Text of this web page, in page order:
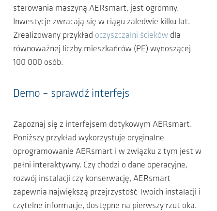
sterowania maszyną AERsmart, jest ogromny.
Inwestycje zwracają się w ciągu zaledwie kilku lat.
Zrealizowany przykład oczyszczalni ścieków dla
równoważnej liczby mieszkańców (PE) wynoszącej
100 000 osób.
Demo – sprawdź interfejs
Zapoznaj się z interfejsem dotykowym AERsmart.
Poniższy przykład wykorzystuje oryginalne
oprogramowanie AERsmart i w związku z tym jest w
pełni interaktywny. Czy chodzi o dane operacyjne,
rozwój instalacji czy konserwację, AERsmart
zapewnia największą przejrzystość Twoich instalacji i
czytelne informacje, dostępne na pierwszy rzut oka.